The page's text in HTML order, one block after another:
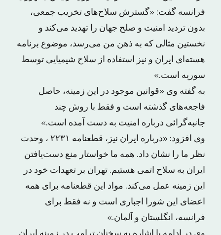
فرانسه گفت: «گسترش سلاح‌های تخریب جمعی،
بدون تردید امنیت و صلح جهان را تهدید می‌کند و
نخستین مثالی که به ذهن من می‌رسد، موضوع برنامه
هسته‌ای ایران و نیز استفاده از سلاح شیمیایی توسط
سوریه است.»
به گفته وی «قوانین موجود در این زمینه، حاصل
فاجعه‌های گذشته است و فقط با روش چند
جانبه‌گرائی درباره امنیت به دست آمده است.»
وی افزود: «درباره ایران نیز، قطعنامه ۲۲۳۱ ، وحدت
نظر ما را نشان داد. همه ما خواستار منع دست‌یافتن
ایران به سلاح اتمی هستیم. تهران بر تعهدات خود در
این زمینه عمل می‌کند. مواد این قطعنامه برای همه
اعضای این شورا اجباری است و نه فقط برای
فرانسه، انگلستان و آلمان.»